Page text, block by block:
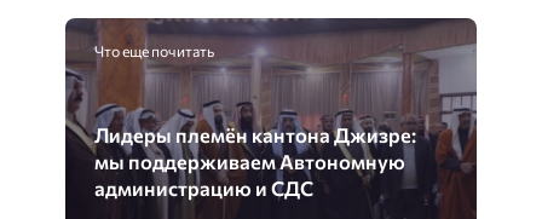
Что еще почитать
Лидеры племён кантона Джизре:
мы поддерживаем Автономную
администрацию и СДС